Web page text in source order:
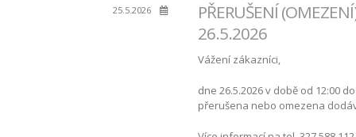
25.5.2026
PŘERUŠENÍ
26.5.2026
Vážení zákazníci,
dne 26.5.2026 v době od 12:00
přerušena nebo omezena